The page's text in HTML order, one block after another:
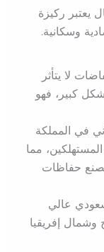
يعتبر ركيزة
وسكانية.
لا يتأثر
كبير، فهو
في المملكة
مما
حفاظات
عالي
إفريقيا